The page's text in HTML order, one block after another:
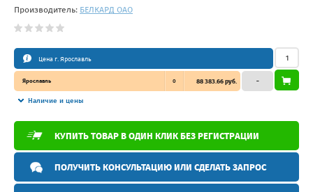
Производитель: БЕЛКАРД ОАО
Цена г. Ярославль
Ярославль 0 88 383.66 руб.
Наличие и цены
–
КУПИТЬ ТОВАР В ОДИН КЛИК БЕЗ РЕГИСТРАЦИИ
ПОЛУЧИТЬ КОНСУЛЬТАЦИЮ ИЛИ СДЕЛАТЬ ЗАПРОС